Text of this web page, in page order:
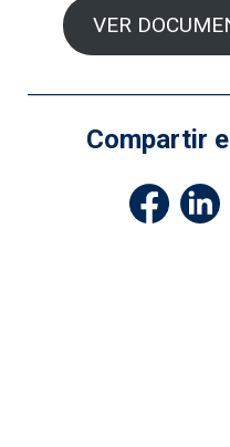
VER
Compartir